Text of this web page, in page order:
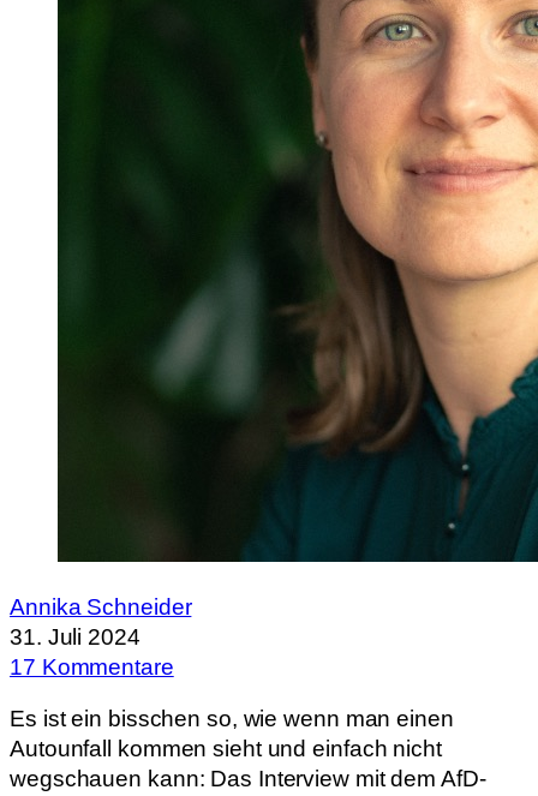
Annika Schneider
31. Juli 2024
17 Kommentare
Es ist ein bisschen so, wie wenn man einen
Autounfall kommen sieht und einfach nicht
wegschauen kann: Das Interview mit dem AfD-